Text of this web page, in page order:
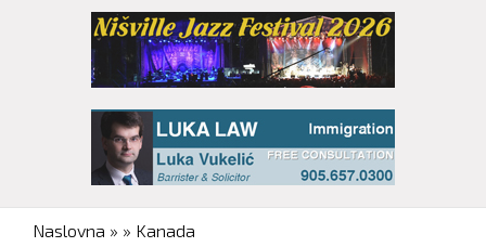
You are here
Naslovna » » Kanada